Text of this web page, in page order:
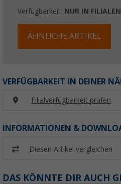
Verfügbarkeit: NUR IN
ÄHNLICHE ARTIKEL
VERFÜGBARKEIT IN DEINER
Filialverfügbarkeit prüfen
INFORMATIONEN &
Diesen Artikel vergleichen
DAS KÖNNTE DIR AUCH